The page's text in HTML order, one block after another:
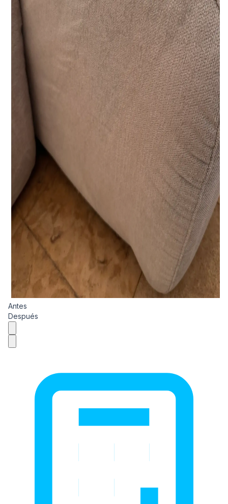
Antes
Después